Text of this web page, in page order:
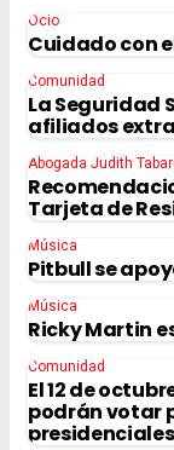
Ocio
Cuidado con
Comunidad
La Seguridad
afiliados
Abogada Judith
Tarjeta de
Música
Pitbull se
Música
Ricky Martin
Comunidad
El 12 de
podrán votar
presidenciales